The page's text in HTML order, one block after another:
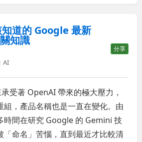
道的 Google 最新
知識
分享
AI
受著 OpenAI 帶來的極大壓力，
組，產品名稱也是一直在變化。由
時間在研究 Google 的 Gemini 技
「命名」苦惱，直到最近才比較清